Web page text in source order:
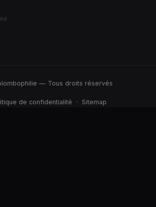
— Tous droits réservés
de confidentialité · Sitemap